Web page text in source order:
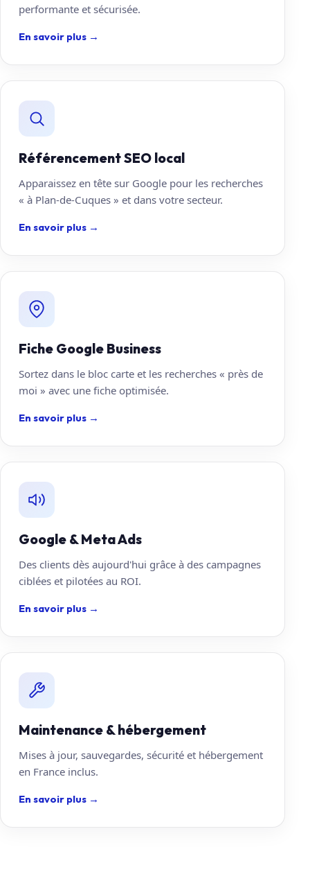
performante et sécurisée.
En savoir plus →
Référencement SEO local
Apparaissez en tête sur Google pour les recherches
« à Plan-de-Cuques » et dans votre secteur.
En savoir plus →
Fiche Google Business
Sortez dans le bloc carte et les recherches « près de
moi » avec une fiche optimisée.
En savoir plus →
Google & Meta Ads
Des clients dès aujourd'hui grâce à des campagnes
ciblées et pilotées au ROI.
En savoir plus →
Maintenance & hébergement
Mises à jour, sauvegardes, sécurité et hébergement
en France inclus.
En savoir plus →